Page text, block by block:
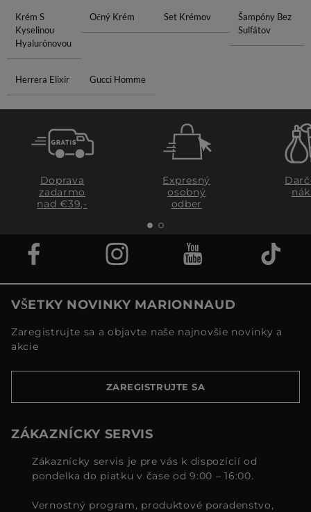
Krém S
Kyselinou
Hyalurónovou
Očný Krém Set Krémov
Šampóny Bez
Sulfátov
Herrera Elixir Gucci Homme
Doprava
zadarmo
nad €39,-
Expresný
osobný
odber
VŠETKY NOVINKY MARIONNAUD
Zaregistrujte sa a objavte naše najnovšie novinky a
akcie
ZAREGISTRUJTE SA
ZÁKAZNÍCKY SERVIS
Zákaznícky servis je pre vás k dispozícií od
pondelka do piatku v čase od 9:00 – 16:00.
Vernostný program, produktové poradenstvo,